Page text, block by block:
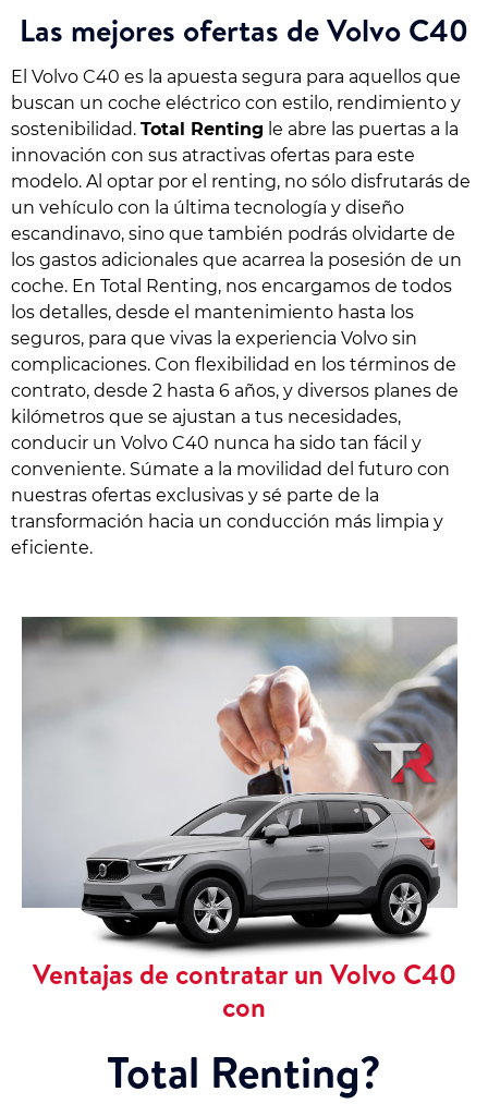
Las mejores ofertas de Volvo C40
El Volvo C40 es la apuesta segura para aquellos que
buscan un coche eléctrico con estilo, rendimiento y
sostenibilidad. Total Renting le abre las puertas a la
innovación con sus atractivas ofertas para este
modelo. Al optar por el renting, no sólo disfrutarás de
un vehículo con la última tecnología y diseño
escandinavo, sino que también podrás olvidarte de
los gastos adicionales que acarrea la posesión de un
coche. En Total Renting, nos encargamos de todos
los detalles, desde el mantenimiento hasta los
seguros, para que vivas la experiencia Volvo sin
complicaciones. Con flexibilidad en los términos de
contrato, desde 2 hasta 6 años, y diversos planes de
kilómetros que se ajustan a tus necesidades,
conducir un Volvo C40 nunca ha sido tan fácil y
conveniente. Súmate a la movilidad del futuro con
nuestras ofertas exclusivas y sé parte de la
transformación hacia un conducción más limpia y
eficiente.
Ventajas de contratar un Volvo C40
con
Total Renting?